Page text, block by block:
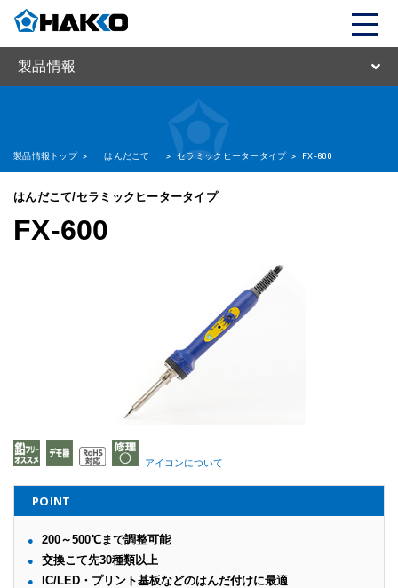
製品情報
製品情報トップ > はんだこて > セラミックヒータータイプ > FX-600
はんだこて/セラミックヒータータイプ
FX-600
アイコンについて
POINT
200～500℃まで調整可能
交換こて先30種類以上
IC/LED・プリント基板などのはんだ付けに最適